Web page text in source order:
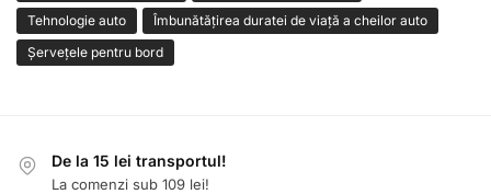
Tehnologie auto
Îmbunătățirea duratei de viață a cheilor auto
Șervețele pentru bord
De la 15 lei transportul!
La comenzi sub 109 lei!